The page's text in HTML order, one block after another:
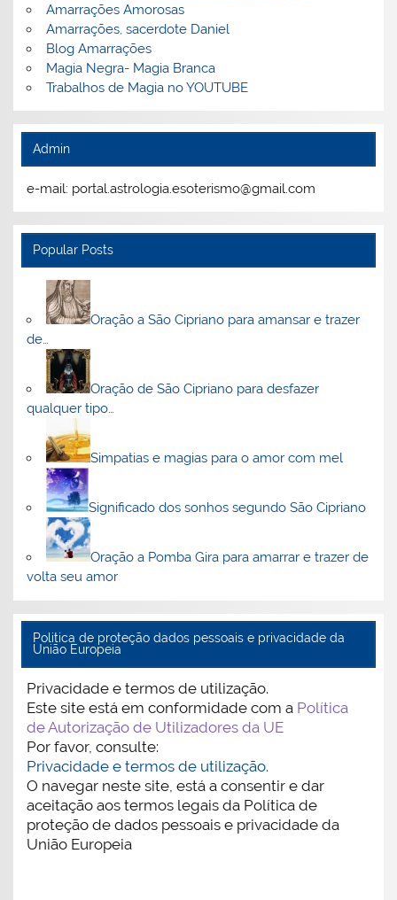
Amarrações Amorosas
Amarrações, sacerdote Daniel
Blog Amarrações
Magia Negra- Magia Branca
Trabalhos de Magia no YOUTUBE
Admin
e-mail: portal.astrologia.esoterismo@gmail.com
Popular Posts
Oração a São Cipriano para amansar e trazer
de…
Oração de São Cipriano para desfazer
qualquer tipo…
Simpatias e magias para o amor com mel
Significado dos sonhos segundo São Cipriano
Oração a Pomba Gira para amarrar e trazer de
volta seu amor
Politica de proteção dados pessoais e privacidade da
União Europeia
Privacidade e termos de utilização.
Este site está em conformidade com a Política
de Autorização de Utilizadores da UE
Por favor, consulte:
Privacidade e termos de utilização.
O navegar neste site, está a consentir e dar
aceitação aos termos legais da Política de
proteção de dados pessoais e privacidade da
União Europeia